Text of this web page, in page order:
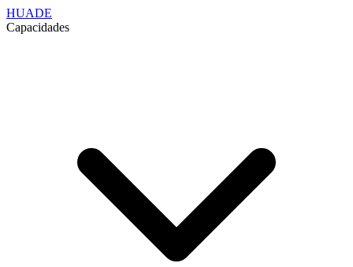
HUADE
Capacidades